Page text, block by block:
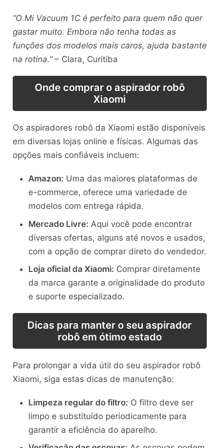
“O Mi Vacuum 1C é perfeito para quem não quer
gastar muito. Embora não tenha todas as
funções dos modelos mais caros, ajuda bastante
na rotina.” – Clara, Curitiba
Onde comprar o aspirador robô
Xiaomi
Os aspiradores robô da Xiaomi estão disponíveis
em diversas lojas online e físicas. Algumas das
opções mais confiáveis incluem:
Amazon: Uma das maiores plataformas de
e-commerce, oferece uma variedade de
modelos com entrega rápida.
Mercado Livre: Aqui você pode encontrar
diversas ofertas, alguns até novos e usados,
com a opção de comprar direto do vendedor.
Loja oficial da Xiaomi: Comprar diretamente
da marca garante a originalidade do produto
e suporte especializado.
Dicas para manter o seu aspirador
robô em ótimo estado
Para prolongar a vida útil do seu aspirador robô
Xiaomi, siga estas dicas de manutenção:
Limpeza regular do filtro: O filtro deve ser
limpo e substituído periodicamente para
garantir a eficiência do aparelho.